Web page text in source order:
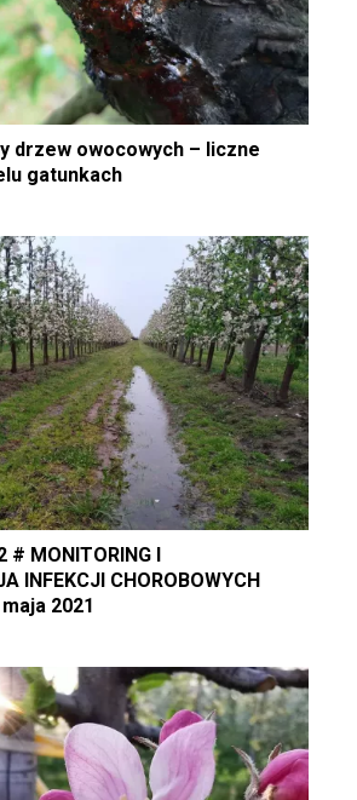
drzew owocowych – liczne
gatunkach
MONITORING I
INFEKCJI CHOROBOWYCH
2021